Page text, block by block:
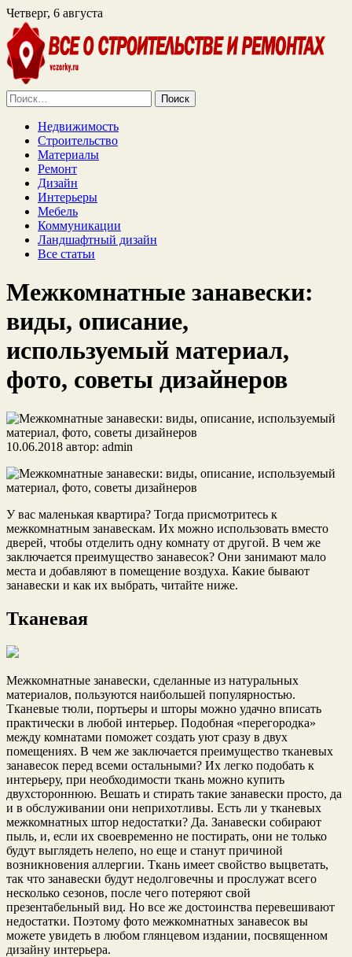
Четверг, 6 августа
Найти:
Недвижимость
Строительство
Материалы
Ремонт
Дизайн
Интерьеры
Мебель
Коммуникации
Ландшафтный дизайн
Все статьи
Межкомнатные занавески:
виды, описание,
используемый материал,
фото, советы дизайнеров
10.06.2018 автор: admin
У вас маленькая квартира? Тогда присмотритесь к
межкомнатным занавескам. Их можно использовать вместо
дверей, чтобы отделить одну комнату от другой. В чем же
заключается преимущество занавесок? Они занимают мало
места и добавляют в помещение воздуха. Какие бывают
занавески и как их выбрать, читайте ниже.
Тканевая
Межкомнатные занавески, сделанные из натуральных
материалов, пользуются наибольшей популярностью.
Тканевые тюли, портьеры и шторы можно удачно вписать
практически в любой интерьер. Подобная «перегородка»
между комнатами поможет создать уют сразу в двух
помещениях. В чем же заключается преимущество тканевых
занавесок перед всеми остальными? Их легко подобать к
интерьеру, при необходимости ткань можно купить
двухстороннюю. Вешать и стирать такие занавески просто, да
и в обслуживании они неприхотливы. Есть ли у тканевых
межкомнатных штор недостатки? Да. Занавески собирают
пыль, и, если их своевременно не постирать, они не только
будут выглядеть нелепо, но еще и станут причиной
возникновения аллергии. Ткань имеет свойство выцветать,
так что занавески будут недолговечны и прослужат всего
несколько сезонов, после чего потеряют свой
презентабельный вид. Но все же достоинства перевешивают
недостатки. Поэтому фото межкомнатных занавесок вы
можете увидеть в любом глянцевом издании, посвященном
дизайну интерьера.